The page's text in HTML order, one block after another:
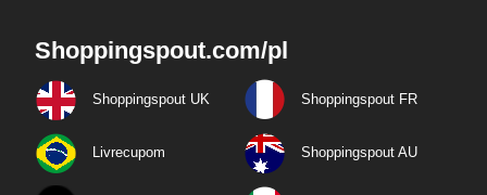
Shoppingspout.com/pl
Shoppingspout UK Shoppingspout FR
Livrecupom Shoppingspout AU